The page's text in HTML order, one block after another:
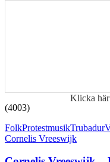
Klicka
(4003)
FolkProtestmusikTrubadur
Cornelis Vreeswijk